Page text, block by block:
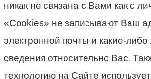
никак не связана с Вами как с
«Cookies» не записывают Ваш
электронной почты и какие-
сведения относительно Вас.
технологию на Сайте использует